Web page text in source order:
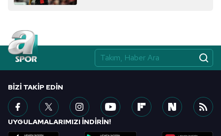
BIZI TAKIP EDIN
UYGULAMALARIMIZI İNDİRİN!